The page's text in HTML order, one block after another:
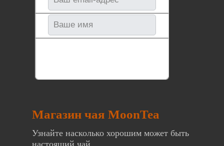
Магазин чая MoonTea
Узнайте насколько хорошим может быть